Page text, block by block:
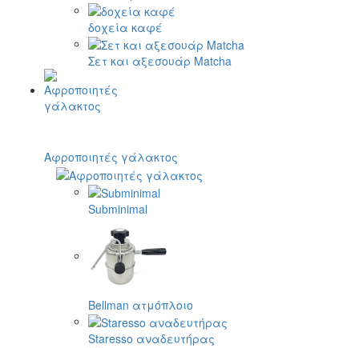
δοχεία καφέ
Σετ και αξεσουάρ Matcha
Αφροποιητές γάλακτος
Subminimal
Bellman ατμόπλοιο
Staresso αναδευτήρας